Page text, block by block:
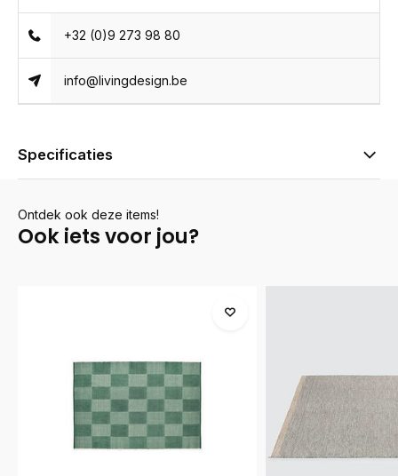
+32 (0)9 273 98 80
info@livingdesign.be
Specificaties
Ontdek ook deze items!
Ook iets voor jou?